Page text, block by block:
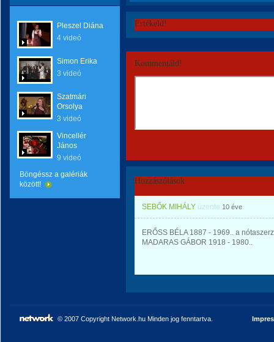
Pleszel Diána
4 videó
Simon Erika
3 videó
Szatmári
Orsolya
3 videó
Vincellér
János
9 videó
Böngéssz a galériák
között!
Értékeld!
Kommentáld!
Hozzászólások
SEBŐK MIHÁLY üzente 10 éve
ERŐSS BÉLA 1887 - 1969.. a
MADARAS GÁBOR 1918 - 1980..
© 2007 Copyright Network.hu Minden jog fenntartva.